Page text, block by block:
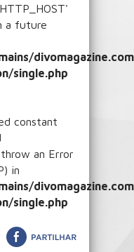
a future
single.php
constant
an Error
in
single.php